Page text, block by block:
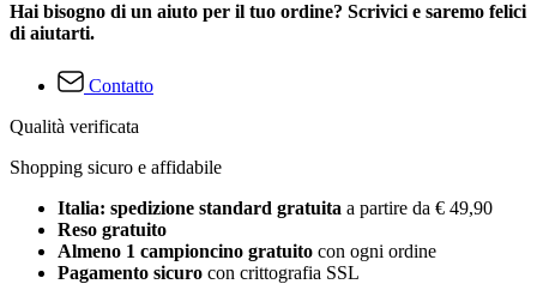
Hai bisogno di un aiuto per il tuo ordine? Scrivici e saremo felici
di aiutarti.
Contatto
Qualità verificata
Shopping sicuro e affidabile
Italia: spedizione standard gratuita a partire da € 49,90
Reso gratuito
Almeno 1 campioncino gratuito con ogni ordine
Pagamento sicuro con crittografia SSL